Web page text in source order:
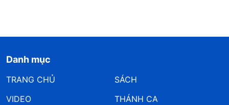
Danh mục
TRANG CHỦ
SÁCH
VIDEO
THÁNH CA